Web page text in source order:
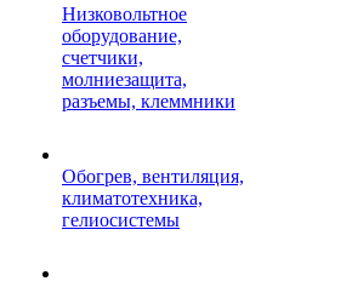
Низковольтное
оборудование,
счетчики,
молниезащита,
разъемы, клеммники
Обогрев, вентиляция,
климатотехника,
гелиосистемы